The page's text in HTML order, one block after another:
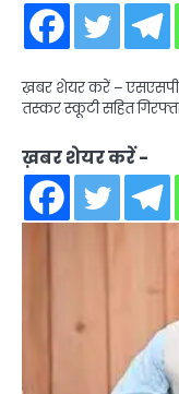
ख़बर शेयर करें – एसएसपी
तस्कर स्कूटी सहित
ख़बर शेयर करें -